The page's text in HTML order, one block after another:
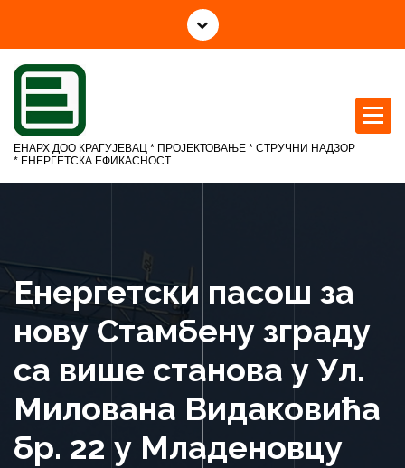
о
а
а
ј
ЕНАРХ ДОО КРАГУЈЕВАЦ * ПРОЈЕКТОВАЊЕ * СТРУЧНИ НАДЗОР
* ЕНЕРГЕТСКА ЕФИКАСНОСТ
Енергетски пасош за
нову Стамбену зграду
са више станова у Ул.
Милована Видаковића
бр. 22 у Младеновцу